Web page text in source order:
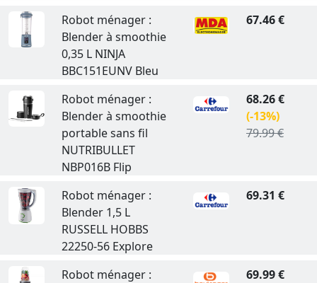
Robot ménager :
Blender à smoothie
0,35 L NINJA
BBC151EUNV Bleu
67.46 €
Robot ménager :
Blender à smoothie
portable sans fil
NUTRIBULLET
NBP016B Flip
68.26 €
(-13%)
79.99 €
Robot ménager :
Blender 1,5 L
RUSSELL HOBBS
22250-56 Explore
69.31 €
Robot ménager :
69.99 €